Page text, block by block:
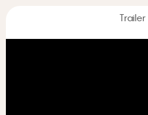
Trailer